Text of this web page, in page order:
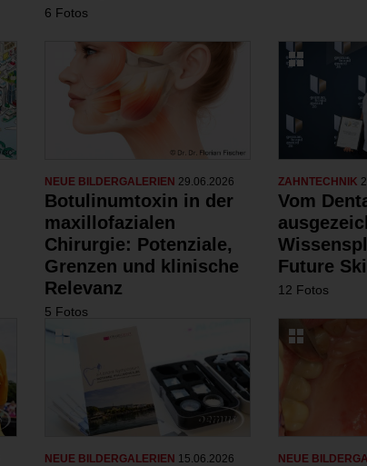
6 Fotos
NEUE BILDERGALERIEN 29.06.2026
Botulinumtoxin in der
maxillofazialen
Chirurgie: Potenziale,
Grenzen und klinische
Relevanz
5 Fotos
ZAHNTECHNIK
Vom
Future
12 Fotos
NEUE BILDERGALERIEN 15.06.2026 NEUE